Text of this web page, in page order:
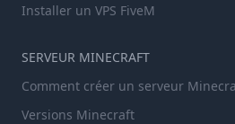
Installer un VPS FiveM
SERVEUR MINECRAFT
Comment créer un serveur
Versions Minecraft